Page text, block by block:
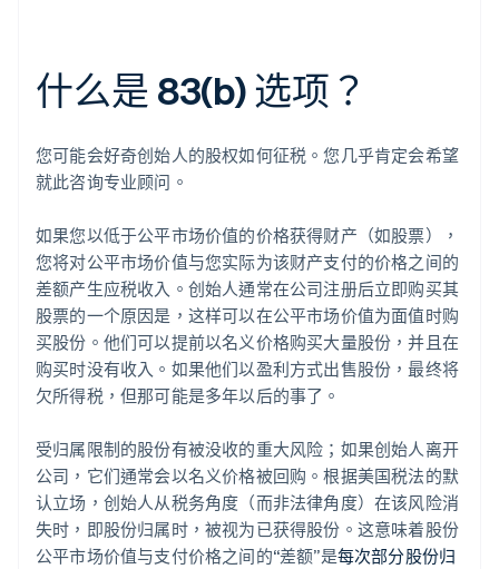
什么是 83(b) 选项？
您可能会好奇创始人的股权如何征税。您几乎肯定会希望
就此咨询专业顾问。
如果您以低于公平市场价值的价格获得财产（如股票），
您将对公平市场价值与您实际为该财产支付的价格之间的
差额产生应税收入。创始人通常在公司注册后立即购买其
股票的一个原因是，这样可以在公平市场价值为面值时购
买股份。他们可以提前以名义价格购买大量股份，并且在
购买时没有收入。如果他们以盈利方式出售股份，最终将
欠所得税，但那可能是多年以后的事了。
受归属限制的股份有被没收的重大风险；如果创始人离开
公司，它们通常会以名义价格被回购。根据美国税法的默
认立场，创始人从税务角度（而非法律角度）在该风险消
失时，即股份归属时，被视为已获得股份。这意味着股份
公平市场价值与支付价格之间的“差额”是每次部分股份归